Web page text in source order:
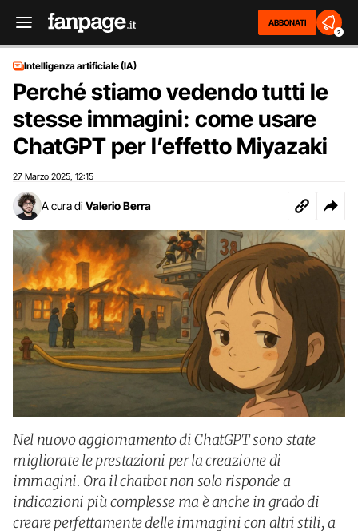
ABBONATI
2
Intelligenza artificiale (IA)
Perché stiamo vedendo tutti le
stesse immagini: come usare
ChatGPT per l’effetto Miyazaki
27 Marzo 2025 12:15
A cura di Valerio Berra
Nel nuovo aggiornamento di ChatGPT sono state
migliorate le prestazioni per la creazione di
immagini. Ora il chatbot non solo risponde a
indicazioni più complesse ma è anche in grado di
creare perfettamente delle immagini con altri stili, a